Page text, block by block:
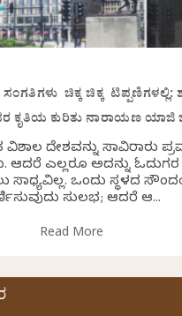
ಚಿಕ್ಕ ಚಿಕ್ಕ ಟಿಪ್ಪಣಿಗಳಲ್ಲಿ:
ಕೃತಿಯ ಕುರಿತು ನಾರಾಯಣ ಯಾಜಿ
ದೇಶವನ್ನು ಸಾವಿರಾರು
ಎಲ್ಲರೂ ಅದನ್ನು ಓದುಗರ
ಸಾಧ್ಯವಿಲ್ಲ. ಒಂದು ಸ್ಥಳದ
ಸುಲಭ; ಆದರೆ ಆ...
Read More